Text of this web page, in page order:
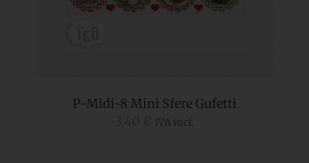
P-Midi-8 Mini Sfere Gufetti
3,40 € IVA incl.